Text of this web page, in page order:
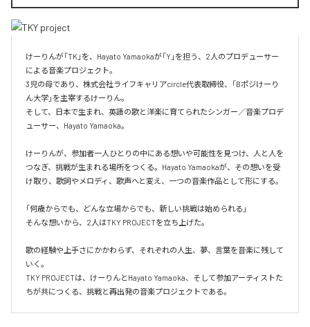
けーりんが「TK」を、Hayato Yamaokaが「Y」を担う、2人のプロデューサー
による音楽プロジェクト。
3児の母であり、株式会社ライフキャリアcircle代表取締役、「Bポジけーり
ん大学」を主宰するけーりん。
そして、日本で生まれ、英語の歌と洋楽に育てられたシンガー／音楽プロデ
ューサー、Hayato Yamaoka。
けーりんが、参加者一人ひとりの中にある想いや可能性を見つけ、人と人を
つなぎ、挑戦が生まれる場所をつくる。Hayato Yamaokaが、その想いを受
け取り、歌詞やメロディ、歌声へと変え、一つの音楽作品として形にする。
「何歳からでも、どんな立場からでも、新しい挑戦は始められる」
そんな想いから、2人はTKY PROJECTを立ち上げた。
歌の経験や上手さにかかわらず、それぞれの人生、夢、言葉を音楽に残して
いく。
TKY PROJECTは、けーりんとHayato Yamaoka、そして参加アーティストた
ちが共につくる、挑戦と再出発の音楽プロジェクトである。